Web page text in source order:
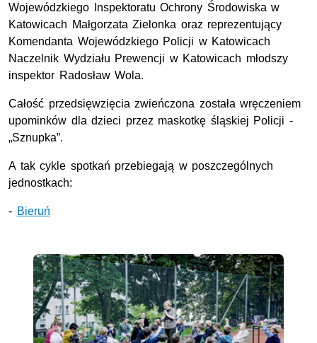
Wojewódzkiego Inspektoratu Ochrony Środowiska w
Katowicach Małgorzata Zielonka oraz reprezentujący
Komendanta Wojewódzkiego Policji w Katowicach
Naczelnik Wydziału Prewencji w Katowicach młodszy
inspektor Radosław Wola.
Całość przedsięwzięcia zwieńczona została wręczeniem
upominków dla dzieci przez maskotkę śląskiej Policji -
„Sznupka”.
A tak cykle spotkań przebiegają w poszczególnych
jednostkach:
- Bieruń